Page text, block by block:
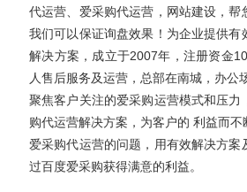
代运营、爱采购代运营，网站建设，帮
我们可以保证询盘效果！为企业提供有
解决方案，成立于2007年，注册资金
人售后服务及运营，总部在南城，办公
聚焦客户关注的爱采购运营模式和压力
购代运营解决方案，为客户的 利益而
爱采购代运营的问题，用有效解决方案
过百度爱采购获得满意的利益。